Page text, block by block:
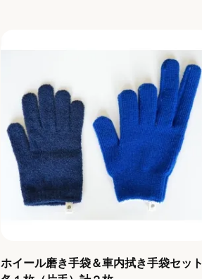
ホイール磨き手袋＆車内拭き手袋セット